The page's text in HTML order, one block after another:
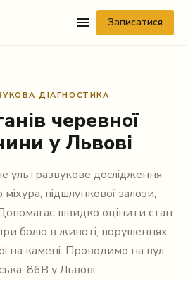
Записатися
ДІАГНОСТИКА
черевної
у Львові
ультразвукове дослідження
підшлункової залози,
швидко оцінити стан
болю в животі, порушеннях
на камені. Проводимо на вул.
86В у Львові.